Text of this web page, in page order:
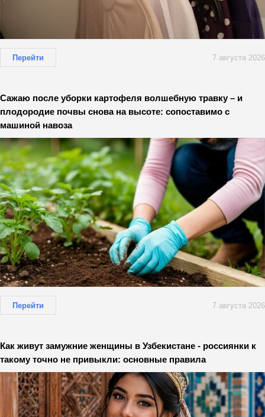
Перейти 7 августа 2026
Сажаю после уборки картофеля волшебную травку – и
плодородие почвы снова на высоте: сопоставимо с
машиной навоза
Перейти 7 августа 2026
Как живут замужние женщины в Узбекистане - россиянки к
такому точно не привыкли: основные правила